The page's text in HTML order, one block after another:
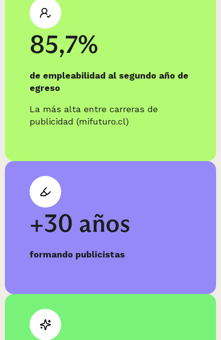
85,7%
de empleabilidad al segundo año de
egreso
La más alta entre carreras de
publicidad (mifuturo.cl)
+30 años
formando publicistas